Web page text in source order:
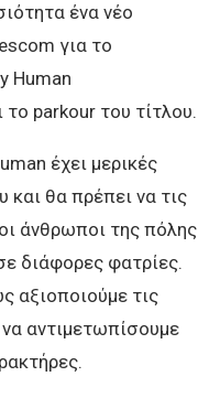
ένα νέο
για το
Human
parkour του τίτλου.
έχει μερικές
και θα πρέπει να τις
άνθρωποι της πόλης
διάφορες φατρίες.
αξιοποιούμε τις
αντιμετωπίσουμε